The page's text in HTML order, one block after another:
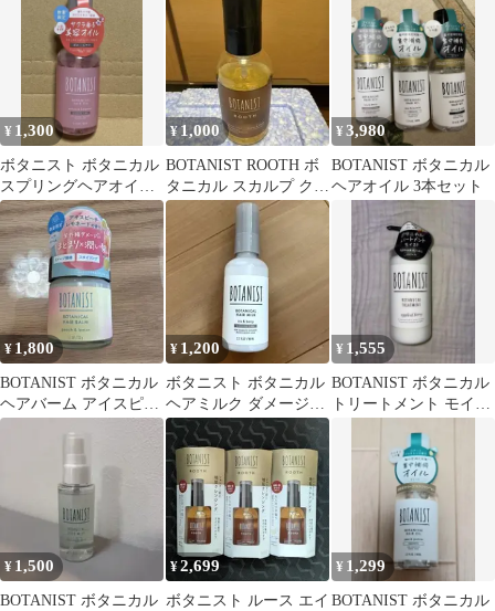
¥ 1,300
ボタニスト ボタニカル
スプリングヘアオイル
サクラ ベルガモット
80ml
¥ 1,000
BOTANIST ROOTH ボ
タニカル スカルプ クレ
ンジング ヘアオイル
¥3,980
BOTANIST ボタニカル
ヘアオイル 3本セット
¥ 1,800
BOTANIST ボタニカル
ヘアバーム アイスピー
チレモネードの香り
¥ 1,200
ボタニスト ボタニカル
ヘアミルク ダメージケ
ア 80ml
¥ 1,555
BOTANIST ボタニカル
トリートメント モイス
¥ 1,500
BOTANIST ボタニカル
¥2,699
ボタニスト ルース エイ
¥ 1,299
BOTANIST ボタニカル